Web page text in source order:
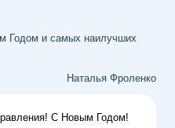
Годом и самых наилучших
Наталья Фроленко
С Новым Годом!